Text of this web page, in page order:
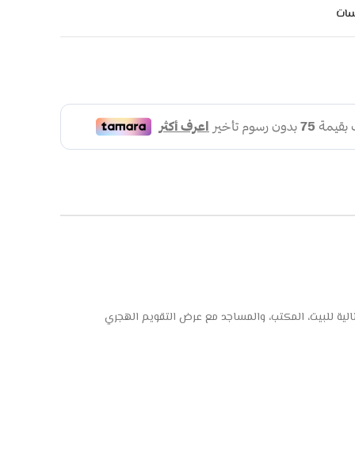
للبيت، المكتب، والمساجد مع عرض التقويم الهجري